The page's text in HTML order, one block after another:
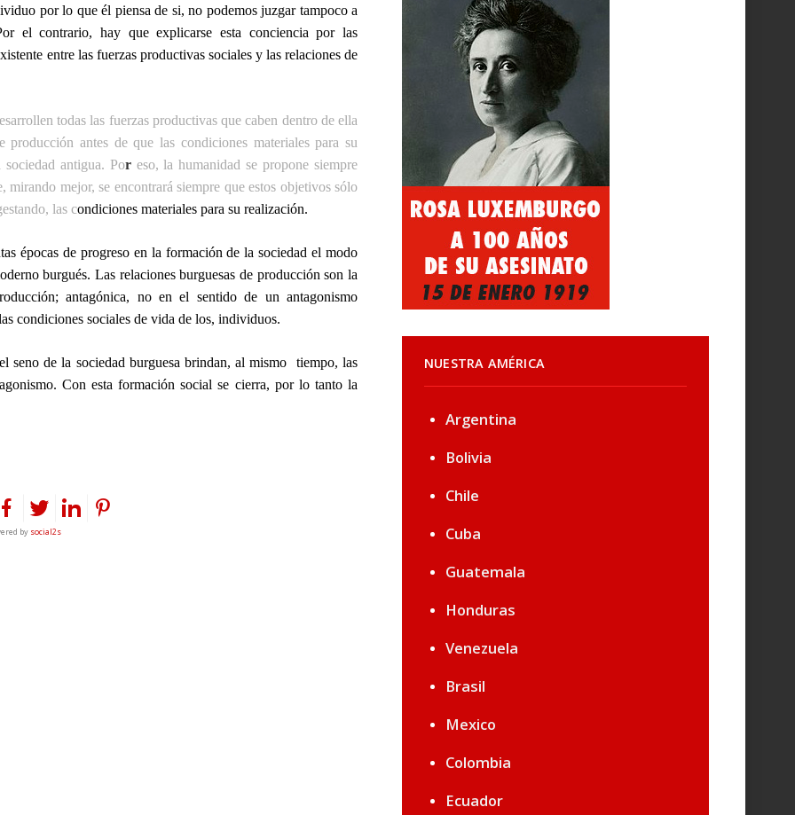
por lo que él piensa de si, no podemos juzgar tampoco a
el contrario, hay que explicarse esta conciencia por las
entre las fuerzas productivas sociales y las relaciones de
todas las fuerzas productivas que caben dentro de ella
producción antes de que las condiciones materiales para su
antigua. Poreso, la humanidad se propone siempre
mejor, se encontrará siempre que estos objetivos sólo
las condiciones materiales para su realización.
épocas de progreso en la formación de la sociedad el modo
burgués. Las relaciones burguesas de producción son la
antagónica, no en el sentido de un antagonismo
condiciones sociales de vida de los, individuos.
seno de la sociedad burguesa brindan, al mismo tiempo, las
Con esta formación social se cierra, por lo tanto la
by social2s
NUESTRA AMÉRICA
Argentina
Bolivia
Chile
Cuba
Guatemala
Honduras
Venezuela
Brasil
Mexico
Colombia
Ecuador